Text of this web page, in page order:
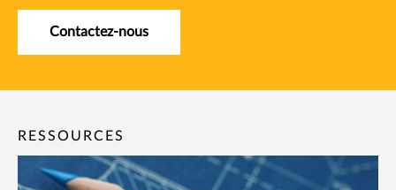
Contactez-nous
RESSOURCES